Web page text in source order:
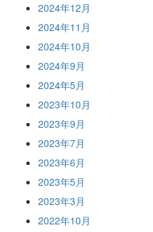
2024年12月
2024年11月
2024年10月
2024年9月
2024年5月
2023年10月
2023年9月
2023年7月
2023年6月
2023年5月
2023年3月
2022年10月